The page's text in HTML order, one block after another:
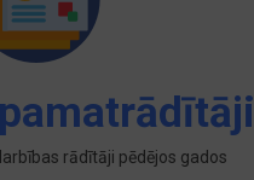
rādītāji pēdējos gados